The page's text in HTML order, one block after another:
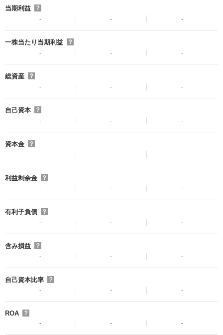
当期利益
？
-
- -
一株当たり当期利益
？
-
- -
総資産
？
-
- -
自己資本
？
-
- -
資本金
？
-
- -
利益剰余金
？
-
- -
有利子負債
？
-
- -
含み損益
？
-
- -
自己資本比率
？
-
- -
ROA
？
-
- -